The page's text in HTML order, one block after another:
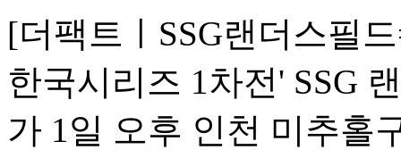
[더팩트ㅣSSG랜더스필
한국시리즈 1차전' SSG
가 1일 오후 인천 미추홀